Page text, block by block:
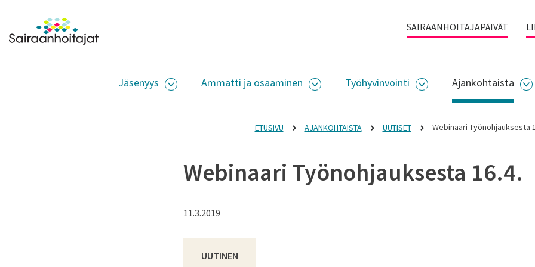
Siirry sisältöön
Etusivulle SAIRAANHOITAJAPÄIVÄT
Jäsenyys
AVAA ALASIVUJEN VALIKKO
Ammatti ja osaaminen
AVAA ALASIVUJEN VALIKKO
Työhyvinvointi
AVAA ALASIVUJEN
Ajankohtaista
ETUSIVU AJANKOHTAISTA UUTISET Webinaari Työnohjauksesta
Webinaari Työnohjauksesta 16.4.
11.3.2019
UUTINEN